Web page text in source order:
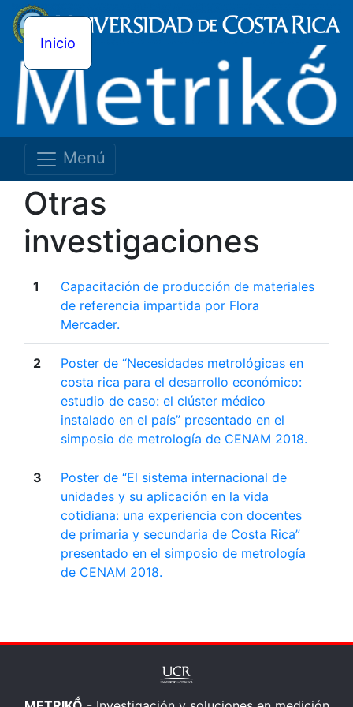
Inicio
Menú
Otras
investigaciones
1
Capacitación de producción de materiales
de referencia impartida por Flora
Mercader.
2
Poster de “Necesidades metrológicas en
costa rica para el desarrollo económico:
estudio de caso: el clúster médico
instalado en el país” presentado en el
simposio de metrología de CENAM 2018.
3
Poster de “El sistema internacional de
unidades y su aplicación en la vida
cotidiana: una experiencia con docentes
de primaria y secundaria de Costa Rica”
presentado en el simposio de metrología
de CENAM 2018.